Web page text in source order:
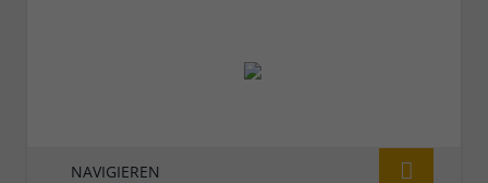
NAVIGIEREN